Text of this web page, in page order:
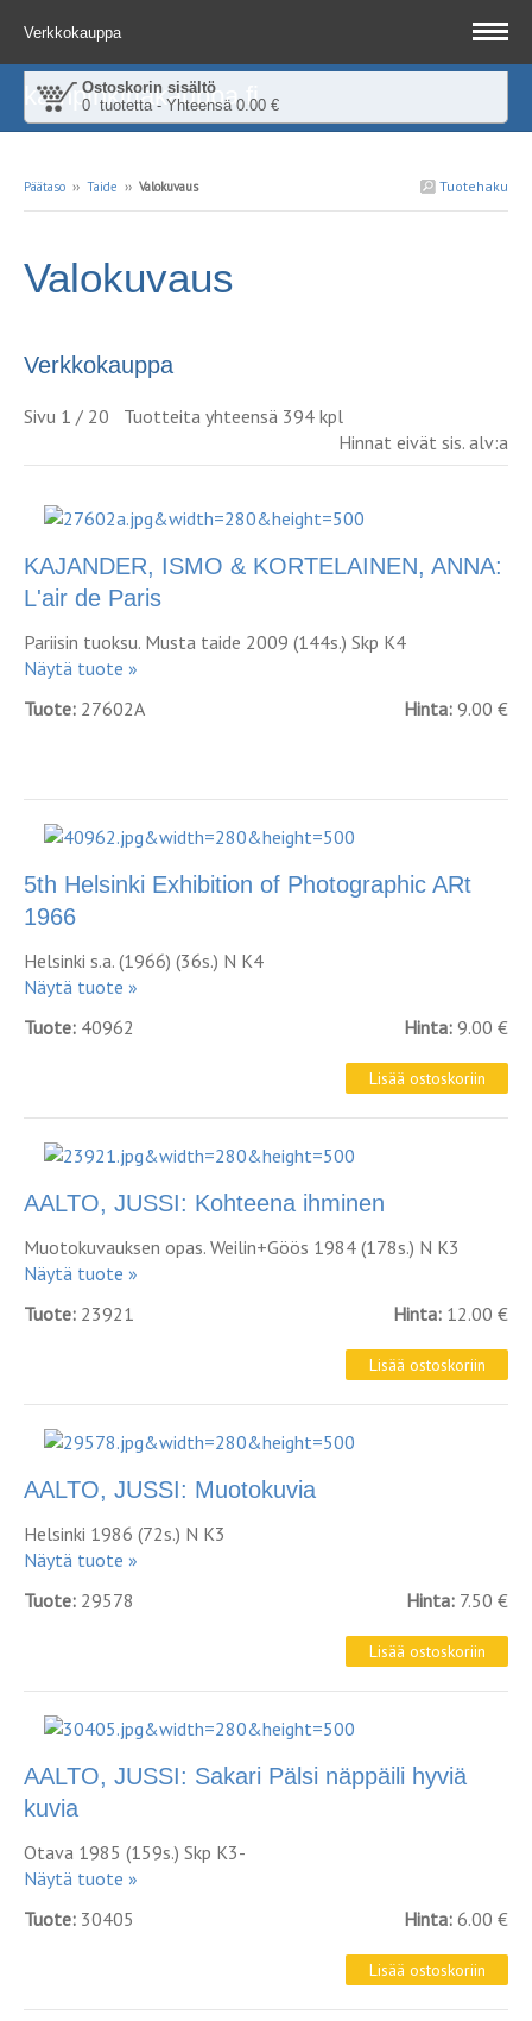
Verkkokauppa
Ostoskorin sisältö
0 tuotetta - Yhteensä 0.00 €
kampinkirjakauppa.fi
Tuotehaku
Päätaso ›› Taide ›› Valokuvaus
Valokuvaus
Verkkokauppa
Sivu 1 / 20 Tuotteita yhteensä 394 kpl
Hinnat eivät sis. alv:a
KAJANDER, ISMO & KORTELAINEN, ANNA:
L'air de Paris
Pariisin tuoksu. Musta taide 2009 (144s.) Skp K4
Näytä tuote »
Tuote: 27602A Hinta: 9.00 €
5th Helsinki Exhibition of Photographic ARt
1966
Helsinki s.a. (1966) (36s.) N K4
Näytä tuote »
Tuote: 40962 Hinta: 9.00 €
AALTO, JUSSI: Kohteena ihminen
Muotokuvauksen opas. Weilin+Göös 1984 (178s.) N K3
Näytä tuote »
Tuote: 23921 Hinta: 12.00 €
AALTO, JUSSI: Muotokuvia
Helsinki 1986 (72s.) N K3
Näytä tuote »
Tuote: 29578 Hinta: 7.50 €
AALTO, JUSSI: Sakari Pälsi näppäili hyviä
kuvia
Otava 1985 (159s.) Skp K3-
Näytä tuote »
Tuote: 30405 Hinta: 6.00 €